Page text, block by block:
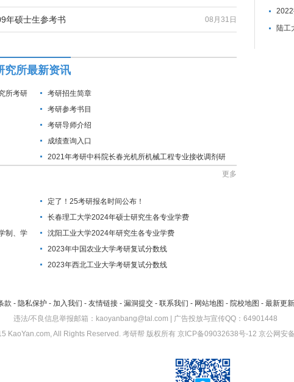
08月31日
年硕士生参考书
究所最新资讯
所考研
考研招生简章
考研参考书目
考研导师介绍
成绩查询入口
2021年考研中科院长春光机所机械工程专业接收调剂研
更多
定了！25考研报名时间公布！
长春理工大学2024年硕士研究生各专业学费
制、学
沈阳工业大学2024年研究生各专业学费
2023年中国农业大学考研复试分数线
2023年西北工业大学考研复试分数线
2022
陆工
款 - 隐私保护 - 加入我们 - 友情链接 - 漏洞提交 - 联系我们 - 网站地图 - 院校地图 - 最新更新
违法/不良信息举报邮箱：kaoyanbang@tal.com | 广告投放与宣传QQ：64901448
KaoYan.com, All Rights Reserved. 考研帮 版权所有 京ICP备09032638号-12 京公网安